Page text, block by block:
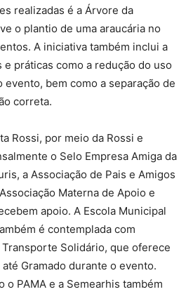
realizadas é a Árvore da
o plantio de uma araucária no
A iniciativa também inclui a
práticas como a redução do uso
bem como a separação de
correta.
Rossi, por meio da Rossi e
o Selo Empresa Amiga da
a Associação de Pais e Amigos
Materna de Apoio e
apoio. A Escola Municipal
é contemplada com
Solidário, que oferece
Gramado durante o evento.
o PAMA e a Semearhis também